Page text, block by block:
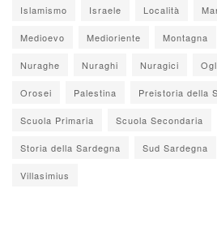
Islamismo Israele Località
Medioevo Medioriente Montagna
Nuraghe Nuraghi Nuragici
Orosei Palestina Preistoria della
Scuola Primaria Scuola Secondaria
Storia della Sardegna Sud Sardegna
Villasimius